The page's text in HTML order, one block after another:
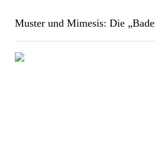
Muster und Mimesis: Die